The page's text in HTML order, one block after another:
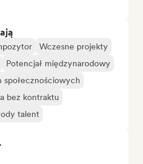
Wczesne projekty
Potencjał międzynarodowy
społecznościowych
bez kontraktu
talent